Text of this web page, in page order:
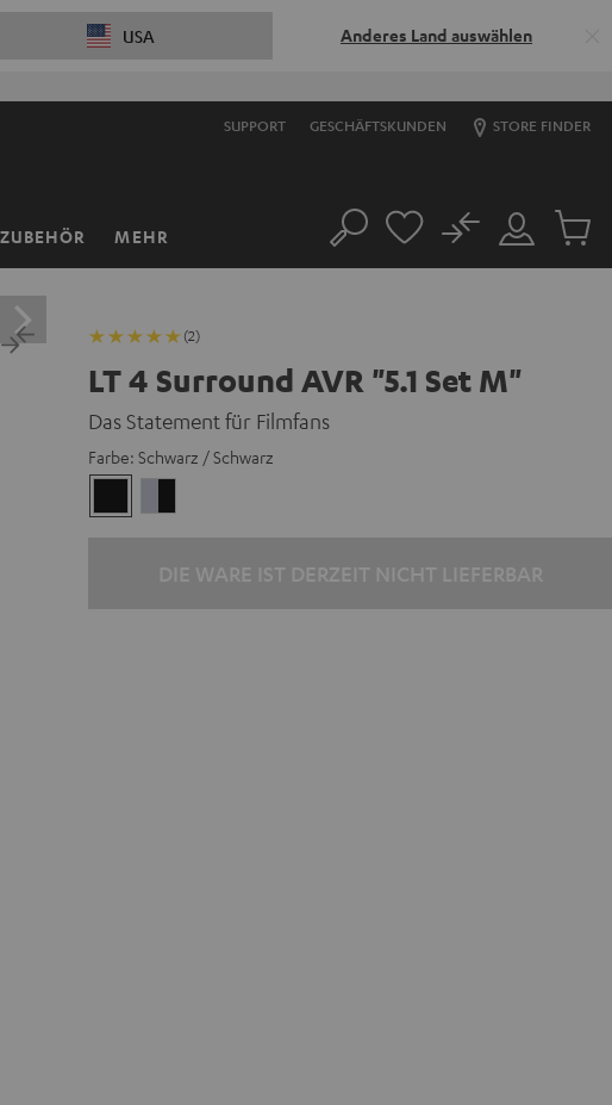
USA Anderes Land auswählen
SUPPORT GESCHÄFTSKUNDEN STORE FINDER
ZUBEHÖR MEHR Suche
Mein
Konto
No
Artikel
(2)
LT 4 Surround AVR "5.1 Set M"
Das Statement für Filmfans
Farbe: Schwarz / Schwarz
/